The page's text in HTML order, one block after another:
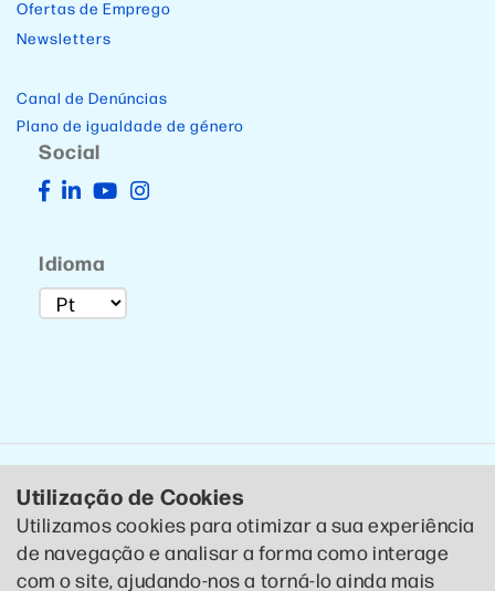
Ofertas de Emprego
Newsletters
Canal de Denúncias
Plano de igualdade de género
Social
Idioma
© 2020 CTCP . Todos os direitos reservados . Política de
Utilização de Cookies
Utilizamos cookies para otimizar a sua experiência
de navegação e analisar a forma como interage
com o site, ajudando-nos a torná-lo ainda mais